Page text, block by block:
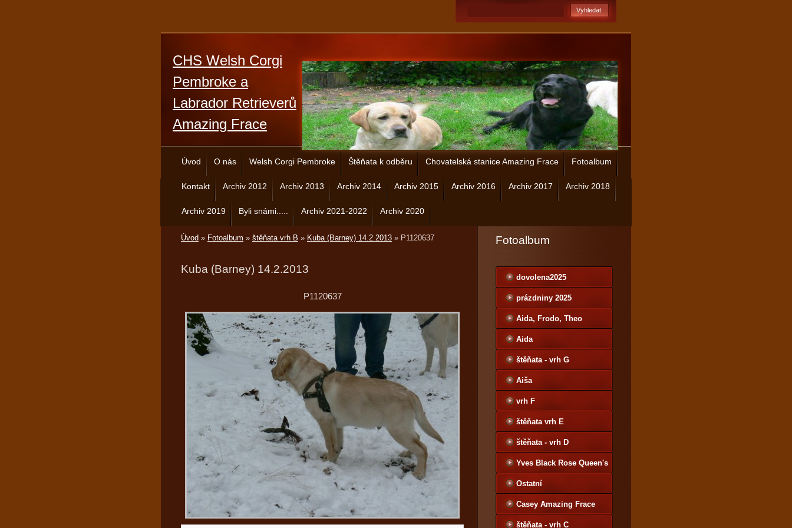
CHS Welsh Corgi
Pembroke a
Labrador Retrieverů
Amazing Frace
Úvod O nás Welsh Corgi Pembroke Štěňata k odběru Chovatelská stanice Amazing Frace Fotoalbum
Kontakt Archiv 2012 Archiv 2013 Archiv 2014 Archiv 2015 Archiv 2016 Archiv 2017 Archiv 2018
Archiv 2019 Byli snámi..... Archiv 2021-2022 Archiv 2020
Úvod » Fotoalbum » štěňata vrh B » Kuba (Barney) 14.2.2013 » P1120637
Kuba (Barney) 14.2.2013
P1120637
Fotoalbum
dovolena2025
prázdniny 2025
Aida, Frodo, Theo
Aida
štěňata - vrh G
Aiša
vrh F
štěňata vrh E
štěňata - vrh D
Yves Black Rose Queen's
Ostatní
Casey Amazing Frace
štěňata - vrh C